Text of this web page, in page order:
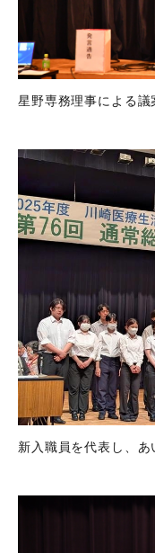
星野専務理事による議
新入職員を代表し、